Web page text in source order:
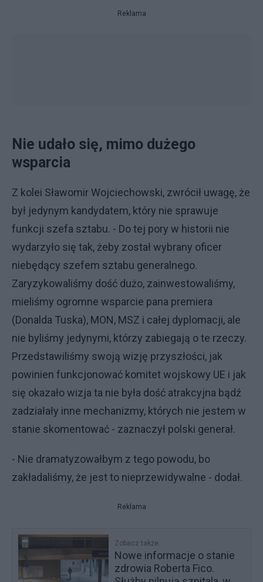
Reklama
Nie udało się, mimo dużego
wsparcia
Z kolei Sławomir Wojciechowski, zwrócił uwagę, że
był jedynym kandydatem, który nie sprawuje
funkcji szefa sztabu. - Do tej pory w historii nie
wydarzyło się tak, żeby został wybrany oficer
niebędący szefem sztabu generalnego.
Zaryzykowaliśmy dość dużo, zainwestowaliśmy,
mieliśmy ogromne wsparcie pana premiera
(Donalda Tuska), MON, MSZ i całej dyplomacji, ale
nie byliśmy jedynymi, którzy zabiegają o te rzeczy.
Przedstawiliśmy swoją wizję przyszłości, jak
powinien funkcjonować komitet wojskowy UE i jak
się okazało wizja ta nie była dość atrakcyjna bądź
zadziałały inne mechanizmy, których nie jestem w
stanie skomentować - zaznaczył polski generał.
- Nie dramatyzowałbym z tego powodu, bo
zakładaliśmy, że jest to nieprzewidywalne - dodał.
Reklama
Zobacz także
Nowe informacje o stanie
zdrowia Roberta Fico.